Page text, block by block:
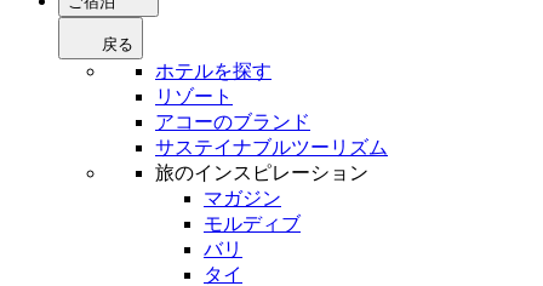
戻る
ホテルを探す
リゾート
アコーのブランド
サステイナブルツーリズム
旅のインスピレーション
マガジン
モルディブ
バリ
タイ